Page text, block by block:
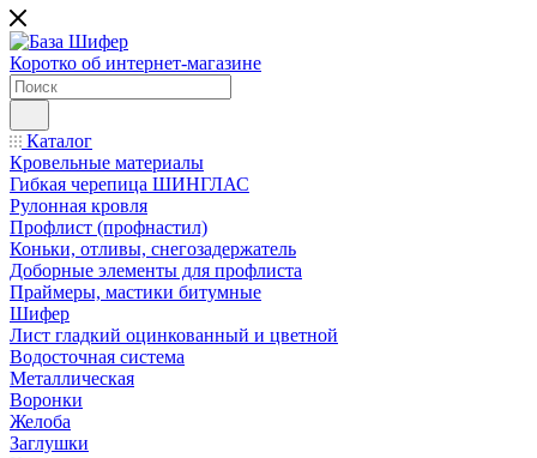
Коротко об интернет-магазине
Каталог
Кровельные материалы
Гибкая черепица ШИНГЛАС
Рулонная кровля
Профлист (профнастил)
Коньки, отливы, снегозадержатель
Доборные элементы для профлиста
Праймеры, мастики битумные
Шифер
Лист гладкий оцинкованный и цветной
Водосточная система
Металлическая
Воронки
Желоба
Заглушки